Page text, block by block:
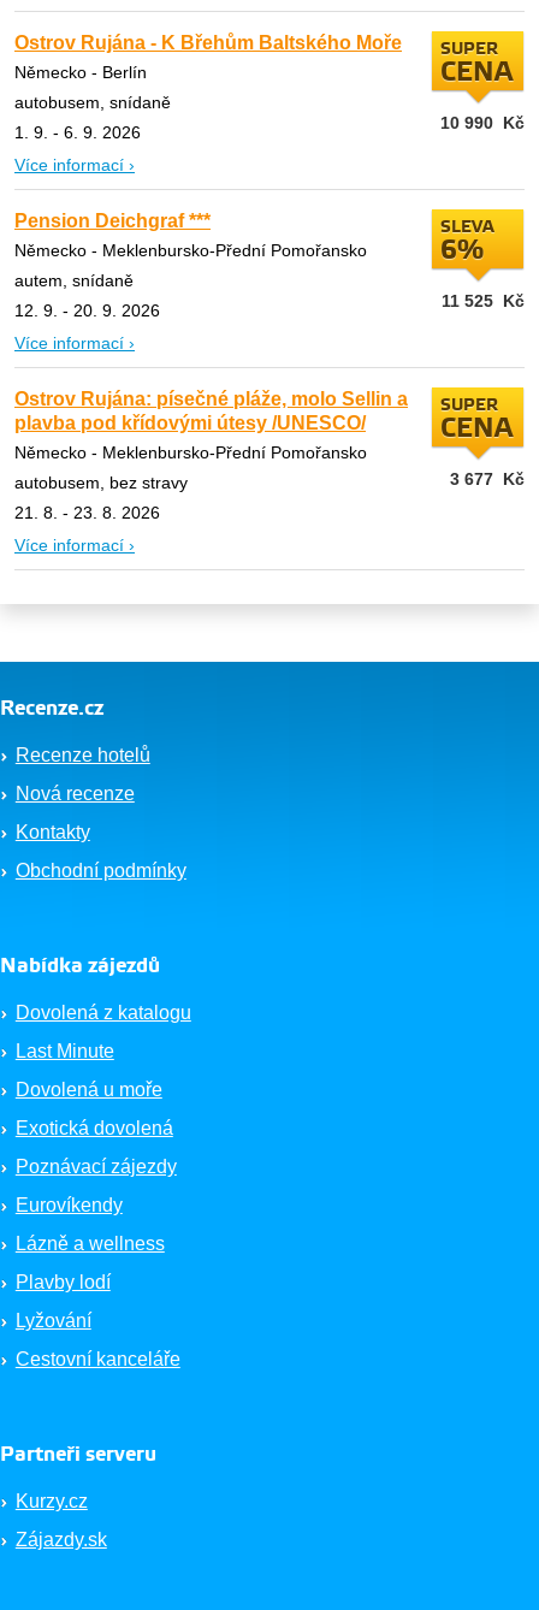
Ostrov Rujána - K Břehům Baltského Moře
Německo - Berlín
autobusem, snídaně
1. 9. - 6. 9. 2026
Více informací ›
SUPER
CENA
10 990 Kč
Pension Deichgraf ***
Německo - Meklenbursko-Přední Pomořansko
autem, snídaně
12. 9. - 20. 9. 2026
Více informací ›
SLEVA
6%
11 525 Kč
Ostrov Rujána: písečné pláže, molo Sellin a
plavba pod křídovými útesy /UNESCO/
Německo - Meklenbursko-Přední Pomořansko
autobusem, bez stravy
21. 8. - 23. 8. 2026
Více informací ›
SUPER
CENA
3 677 Kč
Recenze.cz
Recenze hotelů
Nová recenze
Kontakty
Obchodní podmínky
Nabídka zájezdů
Dovolená z katalogu
Last Minute
Dovolená u moře
Exotická dovolená
Poznávací zájezdy
Eurovíkendy
Lázně a wellness
Plavby lodí
Lyžování
Cestovní kanceláře
Partneři serveru
Kurzy.cz
Zájazdy.sk